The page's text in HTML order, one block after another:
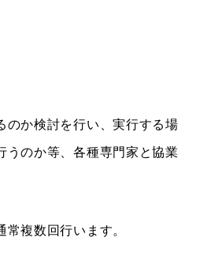
のか検討を行い、実行する場
うのか等、各種専門家と協業
複数回行います。